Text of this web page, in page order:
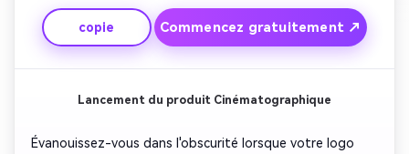
inférieure à dix secondes pour améliorer l'engagement.
Terminez avec une animation d'appel à l'action en
utilisant un mouvement doux du logo pour une sensation
professionnelle.
copie Commencez gratuitement ↗
Lancement du produit Cinématographique
Évanouissez-vous dans l'obscurité lorsque votre logo